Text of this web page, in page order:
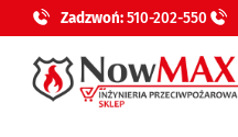
Zadzwoń:510-202-550